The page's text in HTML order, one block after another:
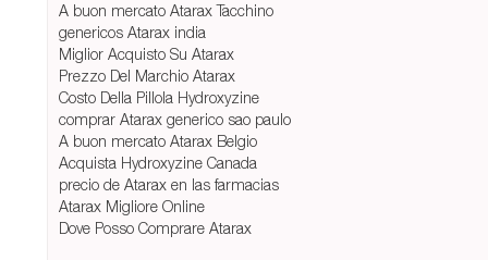
A buon mercato Atarax Tacchino
genericos Atarax india
Miglior Acquisto Su Atarax
Prezzo Del Marchio Atarax
Costo Della Pillola Hydroxyzine
comprar Atarax generico sao paulo
A buon mercato Atarax Belgio
Acquista Hydroxyzine Canada
precio de Atarax en las farmacias
Atarax Migliore Online
Dove Posso Comprare Atarax